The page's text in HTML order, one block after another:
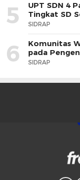
5
UPT SDN 4
Tingkat SD
SIDRAP
6
Komunitas
pada
SIDRAP